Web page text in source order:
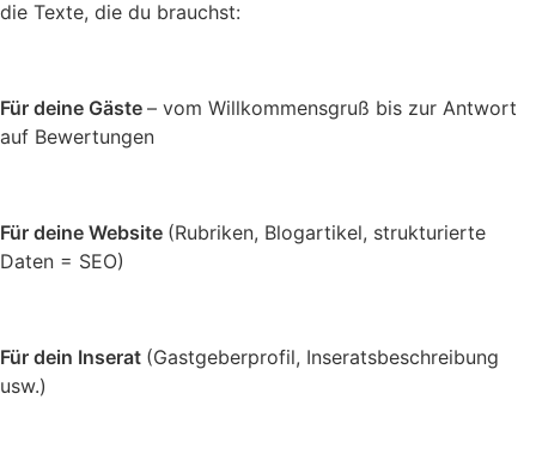
die Texte, die du brauchst:
Für deine Gäste – vom Willkommensgruß bis zur Antwort
auf Bewertungen
Für deine Website (Rubriken, Blogartikel, strukturierte
Daten = SEO)
Für dein Inserat (Gastgeberprofil, Inseratsbeschreibung
usw.)